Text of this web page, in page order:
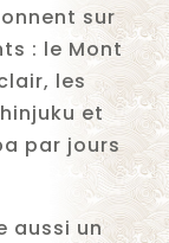
sur
: le Mont
les
et
par jours
aussi un